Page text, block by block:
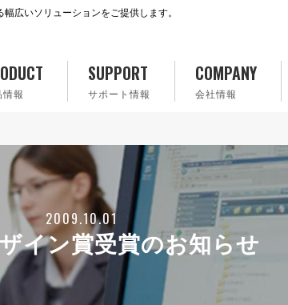
広いソリューションをご提供します。
報
SUPPORT
サポート情報
COMPANY
会社情報
2009.10.01
イン賞受賞のお知らせ